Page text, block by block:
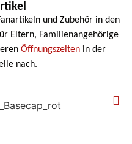
und Zubehör in den
Eltern, Familienangehörige
Öffnungszeitenin der
nach.